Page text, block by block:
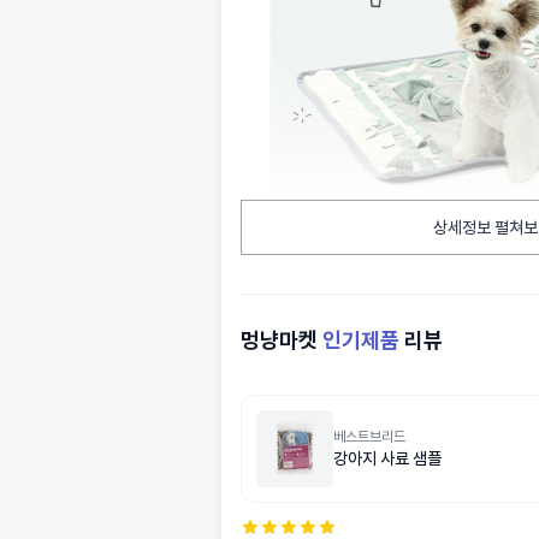
상세정보 펼쳐
멍냥마켓 인기제품 리뷰
베스트브리드
강아지 사료 샘플